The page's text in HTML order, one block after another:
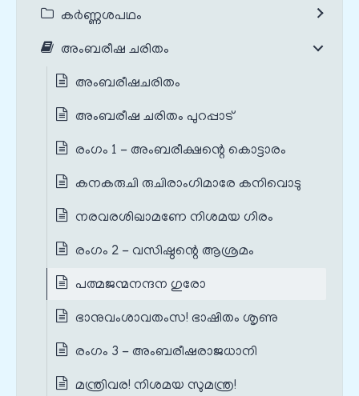
കർണ്ണശപഥം
അംബരീഷ ചരിതം
അംബരീഷചരിതം
അംബരീഷ ചരിതം പുറപ്പാട്
രംഗം 1 - അംബരീക്ഷന്റെ കൊട്ടാരം
കനകരുചി രുചിരാംഗിമാരേ കനിവൊടു
നരവരശിഖാമണേ നിശമയ ഗിരം
രംഗം 2 - വസിഷ്ഠന്റെ ആശ്രമം
പത്മജന്മനന്ദന ഗുരോ
ഭാനുവംശാവതംസ! ഭാഷിതം ശൃണു
രംഗം 3 - അംബരീഷരാജധാനി
മന്ത്രിവര! നിശമയ സുമന്ത്ര!